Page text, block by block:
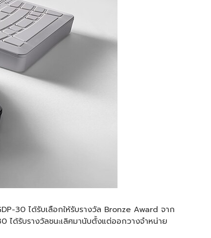
30 ได้รับเลือกให้รับรางวัล Bronze Award จาก
ด้รับรางวัลชนะเลิศมานับตั้งแต่ออกวางจำหน่าย